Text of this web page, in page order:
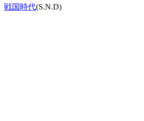
戦国時代(S.N.D)